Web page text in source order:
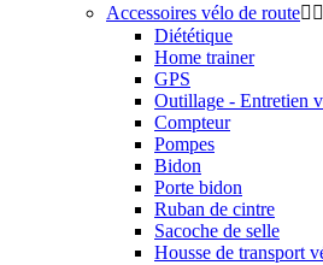
Accessoires vélo de route 
Diététique
Home trainer
GPS
Outillage - Entretien
Compteur
Pompes
Bidon
Porte bidon
Ruban de cintre
Sacoche de selle
Housse de transport